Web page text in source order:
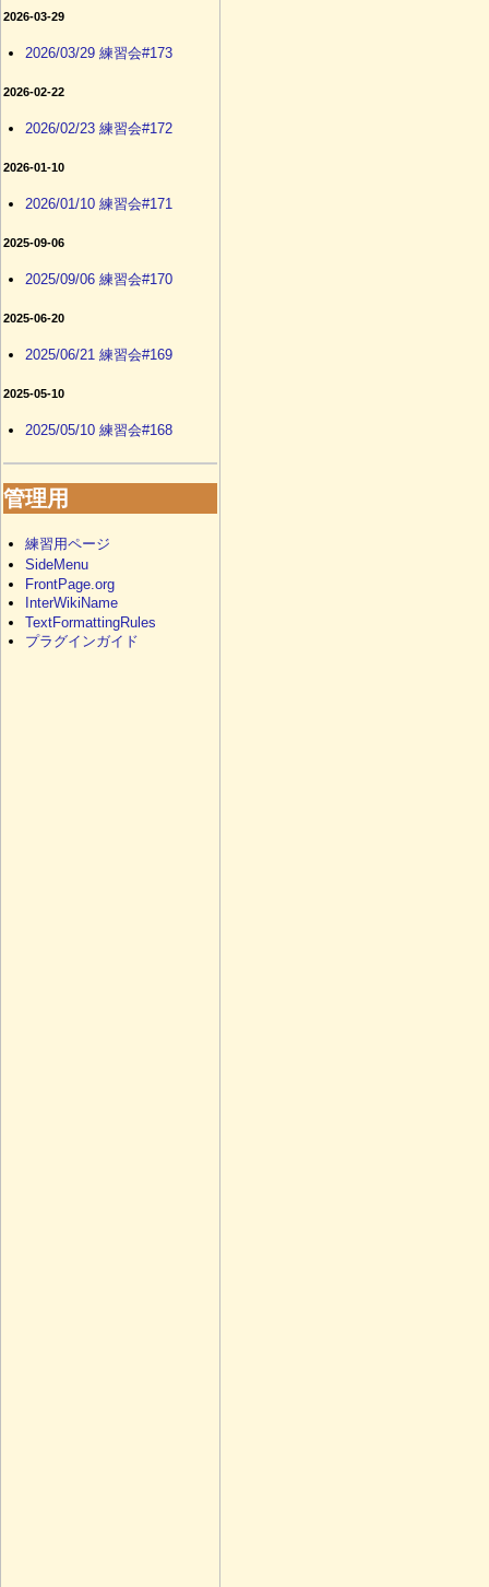
2026-03-29
2026/03/29 練習会#173
2026-02-22
2026/02/23 練習会#172
2026-01-10
2026/01/10 練習会#171
2025-09-06
2025/09/06 練習会#170
2025-06-20
2025/06/21 練習会#169
2025-05-10
2025/05/10 練習会#168
管理用
練習用ページ
SideMenu
FrontPage.org
InterWikiName
TextFormattingRules
プラグインガイド